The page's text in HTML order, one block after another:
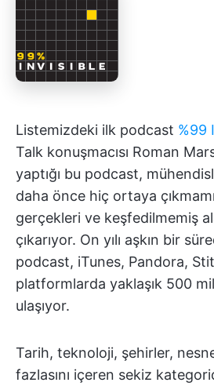
Listemizdeki ilk podcast %99
Talk konuşmacısı Roman
yaptığı bu podcast,
daha önce hiç ortaya
gerçekleri ve keşfedilmemiş
çıkarıyor. On yılı aşkın bir
podcast, iTunes, Pandora,
platformlarda yaklaşık 500
ulaşıyor.
Tarih, teknoloji, şehirler,
fazlasını içeren sekiz